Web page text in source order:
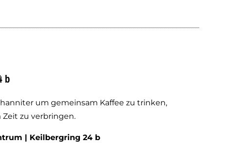
b
um gemeinsam Kaffee zu trinken,
zu verbringen.
| Keilbergring 24 b